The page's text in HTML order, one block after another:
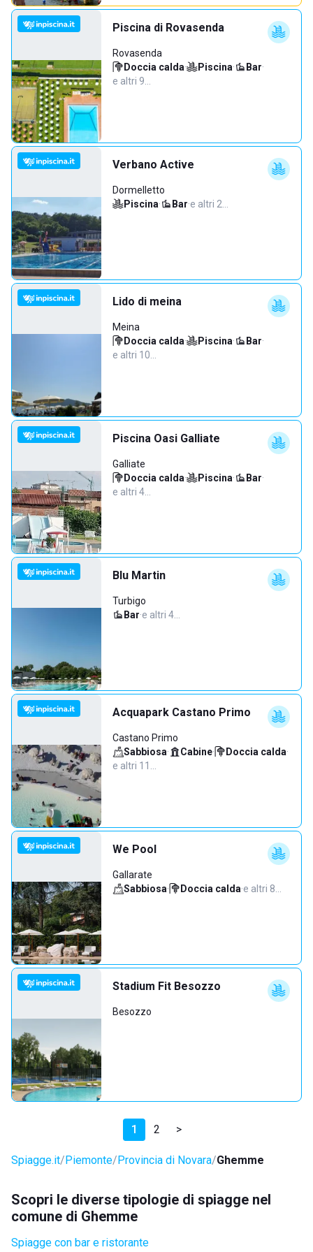
Piscina di Rovasenda
Rovasenda
Doccia calda· Piscina· Bar·
e altri 9…
Verbano Active
Dormelletto
Piscina· Bar·e altri 2…
Lido di meina
Meina
Doccia calda· Piscina· Bar·
e altri 10…
Piscina Oasi Galliate
Galliate
Doccia calda· Piscina· Bar·
e altri 4…
Blu Martin
Turbigo
Bar·e altri 4…
Acquapark Castano Primo
Castano Primo
Sabbiosa· Cabine· Doccia calda·
e altri 11…
We Pool
Gallarate
Sabbiosa· Doccia calda·e altri 8…
Stadium Fit Besozzo
Besozzo
1 2 >
Spiagge.it Piemonte Provincia di Novara Ghemme
Scopri le diverse tipologie di spiagge nel
comune di Ghemme
Spiagge con bar e ristorante